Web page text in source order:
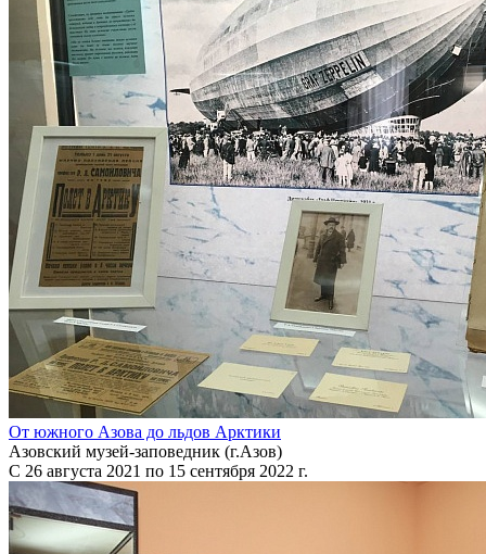
От южного Азова до льдов Арктики
Азовский музей-заповедник (г.Азов)
С 26 августа 2021 по 15 сентября 2022 г.